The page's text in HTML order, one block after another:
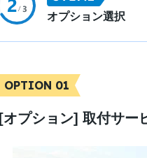
オプション選択
OPTION 01
[オプション] 取付サー